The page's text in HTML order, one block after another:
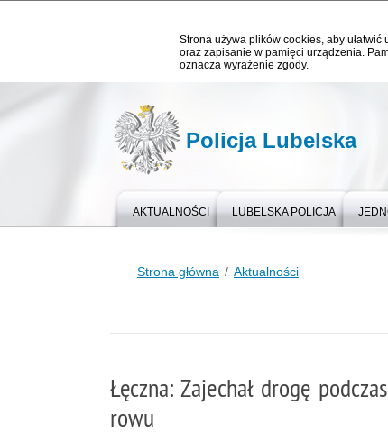
Strona używa plików cookies, aby
oraz zapisanie w pamięci urządzenia.
oznacza wyrażenie zgody.
Policja Lubelska
AKTUALNOŚCI LUBELSKA POLICJA
Strona główna Aktualności
Łęczna: Zajechał drogę
rowu